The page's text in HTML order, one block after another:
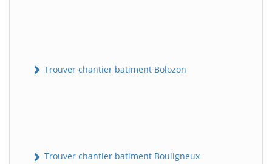
Trouver chantier batiment Bolozon
Trouver chantier batiment Bouligneux